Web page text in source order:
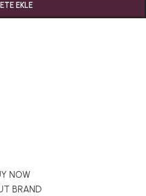
NOW
BRAND
EKLE